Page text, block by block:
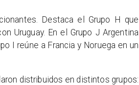
Destaca el Grupo H que
Uruguay. En el Grupo J Argentina
I reúne a Francia y Noruega en un
distribuidos en distintos grupos: